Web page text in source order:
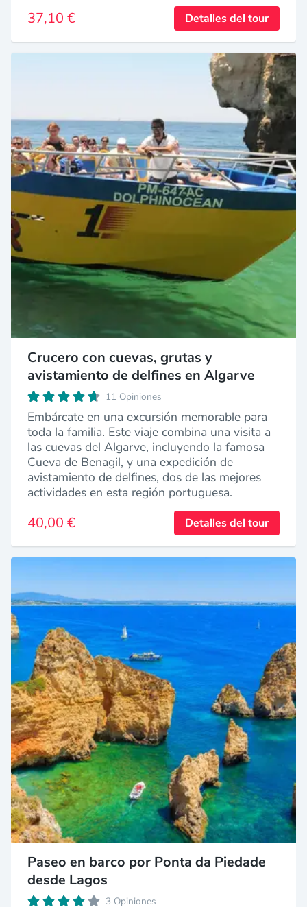
37,10 € Detalles del tour
Crucero con cuevas, grutas y
avistamiento de delfines en Algarve
11 Opiniones
Embárcate en una excursión memorable para
toda la familia. Este viaje combina una visita a
las cuevas del Algarve, incluyendo la famosa
Cueva de Benagil, y una expedición de
avistamiento de delfines, dos de las mejores
actividades en esta región portuguesa.
40,00 € Detalles del tour
Paseo en barco por Ponta da Piedade
desde Lagos
3 Opiniones